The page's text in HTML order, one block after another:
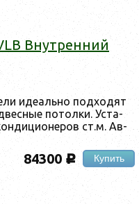
Внут­ренний
иде­аль­но под­хо­дят
по­тол­ки. Ус­та­
ст.м. Ав­
84300 c Купить